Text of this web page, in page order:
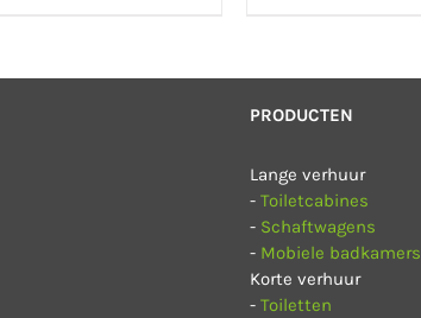
PRODUCTEN
Lange verhuur
- Toiletcabines
- Schaftwagens
- Mobiele badkamers
Korte verhuur
- Toiletten